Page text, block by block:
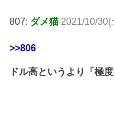
807: ダメ猫 2021/10/30(
>>806
ドル高というより「極